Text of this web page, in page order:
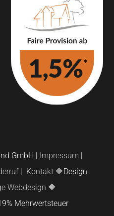
GmbH | Impressum |
| Kontakt 🔶Design
Webdesign 🔶
Mehrwertsteuer